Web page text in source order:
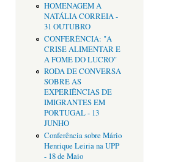
HOMENAGEM A
NATÁLIA CORREIA -
31 OUTUBRO
CONFERÊNCIA: "A
CRISE ALIMENTAR E
A FOME DO LUCRO"
RODA DE CONVERSA
SOBRE AS
EXPERIÊNCIAS DE
IMIGRANTES EM
PORTUGAL - 13
JUNHO
Conferência sobre Mário
Henrique Leiria na UPP
- 18 de Maio